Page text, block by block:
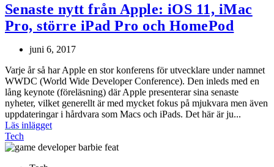
Senaste nytt från Apple: iOS 11, iMac
Pro, större iPad Pro och HomePod
juni 6, 2017
Varje år så har Apple en stor konferens för utvecklare under namnet
WWDC (World Wide Developer Conference). Den inleds med en
lång keynote (föreläsning) där Apple presenterar sina senaste
nyheter, vilket generellt är med mycket fokus på mjukvara men även
uppdateringar i hårdvara som Macs och iPads. Det här är ju...
Läs inlägget
Tech